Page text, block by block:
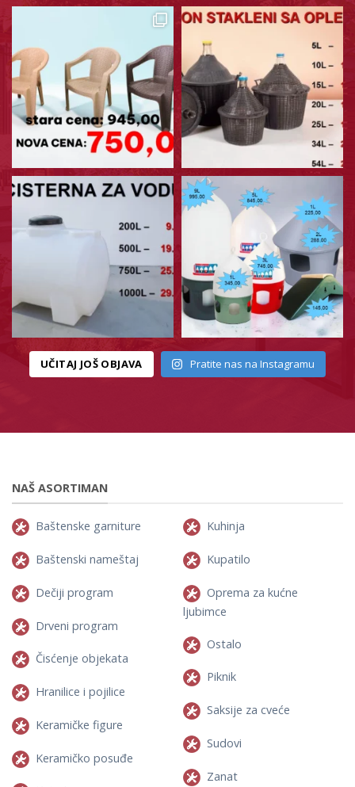
UČITAJ JOŠ OBJAVA Pratite nas na Instagramu
NAŠ ASORTIMAN
Baštenske garniture
Baštenski nameštaj
Dečiji program
Drveni program
Čisćenje objekata
Hranilice i pojilice
Keramičke figure
Keramičko posuđe
Kuhinja
Kupatilo
Oprema za kućne
ljubimce
Ostalo
Piknik
Saksije za cveće
Sudovi
Zanat